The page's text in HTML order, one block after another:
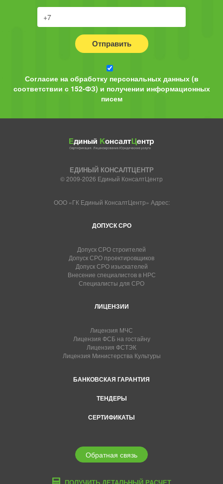
Отправить
Согласие на обработку персональных данных (в
соответствии с 152-ФЗ) и получении информационных
писем
ЕДИНЫЙ КОНСАЛТЦЕНТР
© 2009-2026 Единый КонсалтЦентр
ООО «ГК Единый КонсалтЦентр» Адрес:
ДОПУСК СРО
Допуск СРО строителей
Допуск СРО проектировщиков
Допуск СРО изыскателей
Внесение специалистов в НРС
Специалисты для СРО
ЛИЦЕНЗИИ
Лицензия МЧС
Лицензия ФСБ на гостайну
Лицензия ФСТЭК
Лицензия Министерства Культуры
БАНКОВСКАЯ ГАРАНТИЯ
ТЕНДЕРЫ
СЕРТИФИКАТЫ
Обратная связь